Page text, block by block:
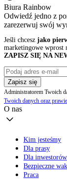
Biura Rainbow
Odwiedź jedno z
zarezerwuj swój
Jeśli chcesz jako
marketingowe wprost
ZAPISZ SIĘ NA
Zapisz się
Administratorem Twoich
Twoich danych oraz
O nas
Kim jesteśmy
Dla prasy
Dla inwestorów
Bezpieczne
Praca